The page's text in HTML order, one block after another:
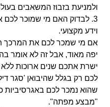
ולמניעת בזבוז המשאבים
3. לבדוק האם מי שמוכר לכם
וידע מקצועי.
אם מי שמכר לכם את המרכך
יפה מאוד, אבל זה לא אומר
ישרת אתכם שנים ארוכות ללא
לכם רק בגלל שהיבואן 'סגר
שהוא נמכר לכם באגרסיביות
"מבצע מפתה".